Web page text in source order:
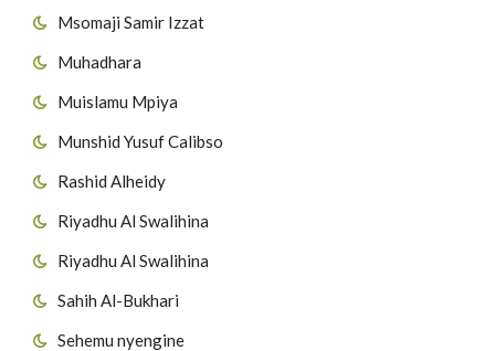
Msomaji Samir Izzat
Muhadhara
Muislamu Mpiya
Munshid Yusuf Calibso
Rashid Alheidy
Riyadhu Al Swalihina
Riyadhu Al Swalihina
Sahih Al-Bukhari
Sehemu nyengine